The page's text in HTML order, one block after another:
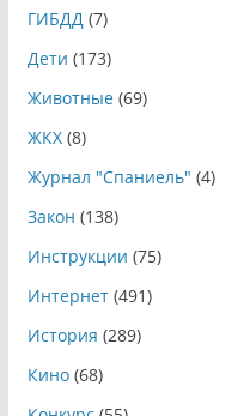
ГИБДД(7)
Дети (173)
Животные(69)
ЖКХ(8)
Журнал "Спаниель" (4)
Закон (138)
Инструкции (75)
Интернет(491)
История (289)
Кино(68)